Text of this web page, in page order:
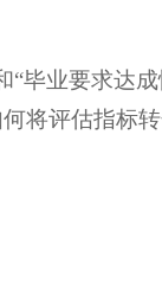
“毕业要求达
将评估指标